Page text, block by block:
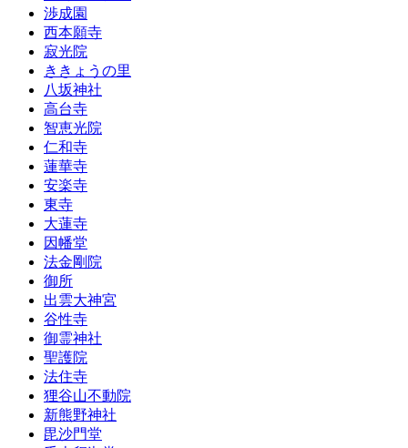
渉成園
西本願寺
寂光院
ききょうの里
八坂神社
高台寺
智恵光院
仁和寺
蓮華寺
安楽寺
東寺
大蓮寺
因幡堂
法金剛院
御所
出雲大神宮
谷性寺
御霊神社
聖護院
法住寺
狸谷山不動院
新熊野神社
毘沙門堂